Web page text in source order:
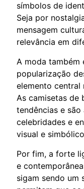
símbolos de
Seja por
mensagem
relevância em
A moda também
popularização
elemento central
As camisetas de
tendências e
celebridades e
visual e
Por fim, a forte
e
sigam sendo um